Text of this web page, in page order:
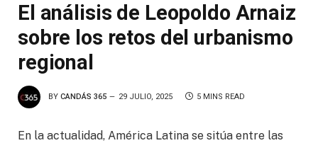
El análisis de Leopoldo Arnaiz
sobre los retos del urbanismo
regional
BY CANDÁS 365 29 JULIO, 2025 5 MINS READ
En la actualidad, América Latina se sitúa entre las